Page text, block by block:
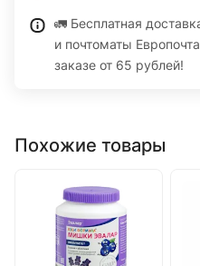
🚛 Бесплатная
и почтоматы
заказе от 65 рублей!
Похожие товары